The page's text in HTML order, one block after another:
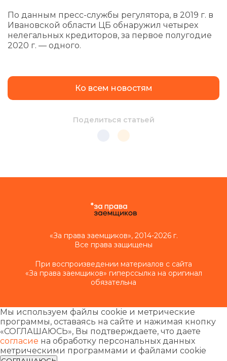
По данным пресс-службы регулятора, в 2019 г. в
Ивановской области ЦБ обнаружил четырех
нелегальных кредиторов, за первое полугодие
2020 г. — одного.
Ко всем новостям
Поделиться статьей
«За права заемщиков», 2014-2026 г.
Все права защищены
При воспроизведении материалов с сайта
«За права заемщиков» гиперссылка на оригинал
обязательна
Мы используем файлы cookie и метрические
программы, оставаясь на сайте и нажимая кнопку
«СОГЛАШАЮСЬ», Вы подтверждаете, что даете
согласие на обработку персональных данных
метрическими программами и файлами cookie